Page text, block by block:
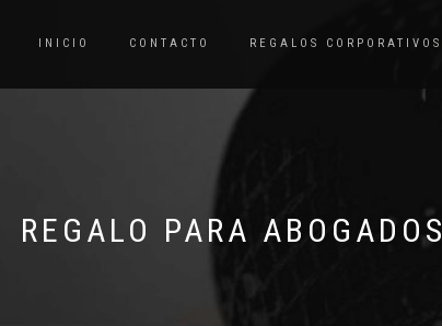
INICIO CONTACTO REGALOS CORPORATIVOS
REGALO PARA ABOGADOS